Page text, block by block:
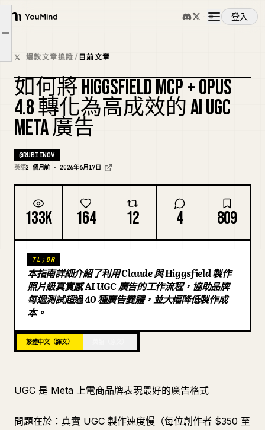
YouMind
登入
概覽
使用案例
技能
提示詞
下載
部落格
為什麼鉤子腳本是一切關鍵
批次測試結構
𝕏 爆款文章追蹤/ 目前文章
複刻封面
如何將 HIGGSFIELD MCP + OPUS
4.8 轉化為高成效的 AI UGC
META 廣告
@RUBIINOV
英語2 個月前 · 2026年6月17日
133K 164 12 4 809
TL;DR
本指南詳細介紹了利用 Claude 與 Higgsfield 製作
照片級真實感 AI UGC 廣告的工作流程，協助品牌
每週測試超過 40 種廣告變體，並大幅降低製作成
本。
繁體中文（譯文）
UGC 是 Meta 上電商品牌表現最好的廣告格式
問題在於：真實 UGC 製作速度慢（每位創作者 $350 至